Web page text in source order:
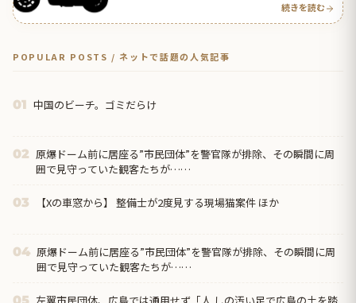
続きを読む
POPULAR POSTS / ネットで話題の人気記事
01 中国のビーチ。ゴミだらけ
02 原爆ドーム前に居座る”市民団体”を警官隊が排除、その瞬間に周
囲で見守っていた観客たちが……
03 【Xの車窓から】 整備士が2度見する現場猫案件 ほか
04 原爆ドーム前に居座る”市民団体”を警官隊が排除、その瞬間に周
囲で見守っていた観客たちが……